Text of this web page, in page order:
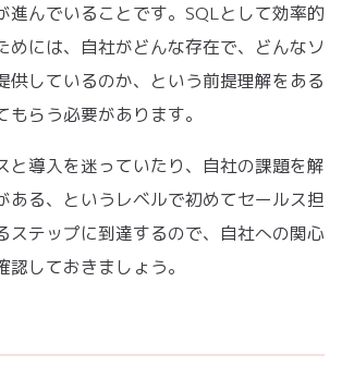
進んでいることです。SQLとして効率的
めには、自社がどんな存在で、どんなソ
供しているのか、という前提理解をある
らう必要があります。
と導入を迷っていたり、自社の課題を解
ある、というレベルで初めてセールス担
ステップに到達するので、自社への関心
しておきましょう。